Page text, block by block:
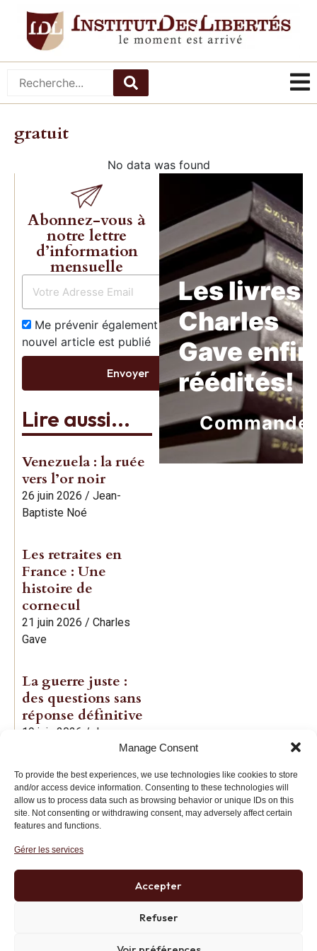
Manage Consent
To provide the best experiences, we use technologies like cookies to store
and/or access device information. Consenting to these technologies will
allow us to process data such as browsing behavior or unique IDs on this
site. Not consenting or withdrawing consent, may adversely affect certain
features and functions.
Gérer les services
Accepter
Refuser
gratuit
No data was found
Abonnez-vous à
notre lettre
d’information
mensuelle
Me prévenir également dès qu’un
nouvel article est publié
Envoyer
Lire aussi...
Venezuela : la ruée
vers l’or noir
26 juin 2026 / Jean-
Baptiste Noé
Les retraites en
France : Une
histoire de
cornecul
21 juin 2026 / Charles
Gave
La guerre juste :
des questions sans
réponse définitive
19 juin 2026 / Jean-
Les livres
Charles
Gave enfin
réédités!
Institut des Libertés
+33 (0)1 71 20 45 39